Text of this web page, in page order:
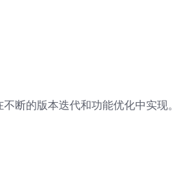
断的版本迭代和功能优化中实现。